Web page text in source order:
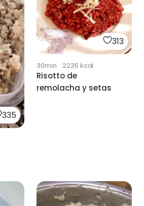
335
313
30min · 2235 kcal
Risotto de
remolacha y setas